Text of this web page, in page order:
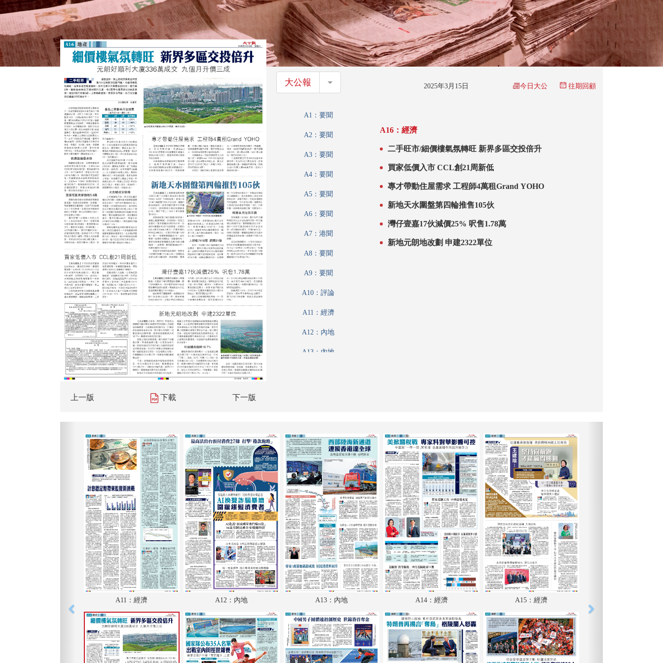
上一版 下載 下一版
大公報 大公報 2025年3月15日 今日大公 往期回顧
A1：要聞
A2：要聞
A3：要聞
A4：要聞
A5：要聞
A6：要聞
A7：港聞
A8：要聞
A9：要聞
A10：評論
A11：經濟
A12：內地
A13：內地
A18：體育
A19：國際
A20：國際
B1：體育
B2：副刊
B3：經濟
B4：副刊
A16：經濟
二手旺市/細價樓氣氛轉旺 新界多區交投倍升
買家低價入市 CCL創21周新低
專才帶動住屋需求 工程師4萬租Grand YOHO
新地天水圍盤第四輪推售105伙
灣仔壹嘉17伙減價25% 呎售1.78萬
新地元朗地改劃 申建2322單位
A11：經濟 A12：內地 A13：內地 A14：經濟 A15：經濟